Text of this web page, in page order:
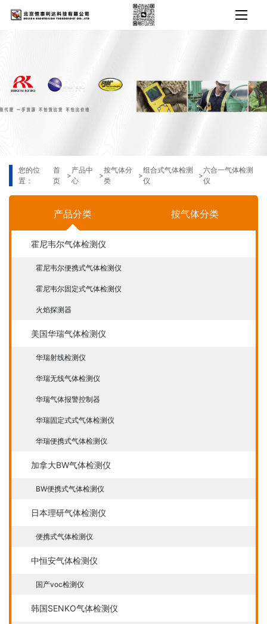
您的位
置：
首
页
>
产品中
心
>
按气体分
类
>
组合式气体检测
仪
>
六合一气体检测
仪
产品分类 按气体分类
霍尼韦尔气体检测仪
霍尼韦尔便携式气体检测仪
霍尼韦尔固定式气体检测仪
火焰探测器
美国华瑞气体检测仪
华瑞射线检测仪
华瑞无线气体检测仪
华瑞气体报警控制器
华瑞固定式式气体检测仪
华瑞便携式气体检测仪
加拿大BW气体检测仪
BW便携式气体检测仪
日本理研气体检测仪
便携式气体检测仪
中恒安气体检测仪
国产voc检测仪
韩国SENKO气体检测仪